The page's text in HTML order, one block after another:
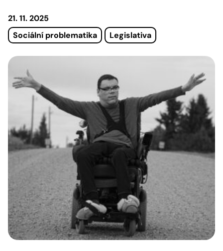
21. 11. 2025
Sociální problematika
Legislativa